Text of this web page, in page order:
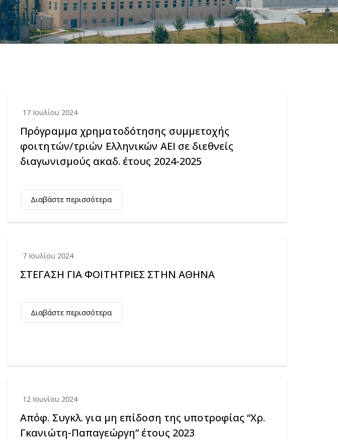
17 Ιουλίου 2024
Πρόγραμμα χρηματοδότησης συμμετοχής
φοιτητών/τριών Ελληνικών ΑΕΙ σε διεθνείς
διαγωνισμούς ακαδ. έτους 2024-2025
Διαβάστε περισσότερα
7 Ιουλίου 2024
ΣΤΕΓΑΣΗ ΓΙΑ ΦΟΙΤΗΤΡΙΕΣ ΣΤΗΝ ΑΘΗΝΑ
Διαβάστε περισσότερα
12 Ιουνίου 2024
Απόφ. Συγκλ. για μη επίδοση της υποτροφίας “Χρ.
Γκανιώτη-Παπαγεώργη” έτους 2023